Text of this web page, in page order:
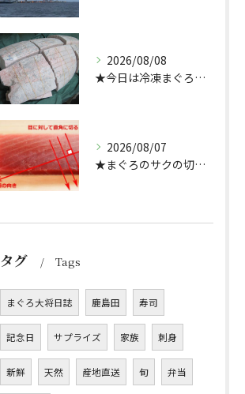
2026/08/08
★今日は冷凍まぐろのサクの解凍方法★（どんぶり屋まぐろ大将）
2026/08/07
★まぐろのサクの切り方★
タグ Tags
まぐろ大将日誌 鹿島田 寿司
記念日 サプライズ 家族 刺身
新鮮 天然 産地直送 旬 弁当